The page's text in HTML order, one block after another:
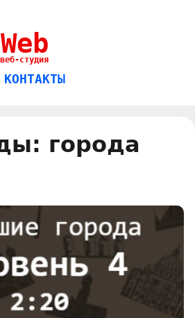
веб-студия
КОНТАКТЫ
города